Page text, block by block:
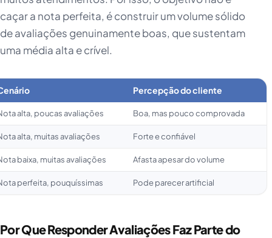
caçar a nota perfeita, é construir um volume sólido
de avaliações genuinamente boas, que sustentam
uma média alta e crível.
Percepção do cliente
alta, poucas avaliações Boa, mas pouco comprovada
alta, muitas avaliações Forte e confiável
baixa, muitas avaliações Afasta apesar do volume
perfeita, pouquíssimas Pode parecer artificial
Por Que Responder Avaliações Faz Parte do